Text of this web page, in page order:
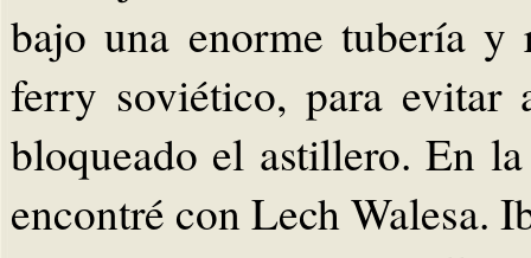
bajo una enorme tubería y
ferry soviético, para evitar
bloqueado el astillero. En
encontré con Lech Walesa.